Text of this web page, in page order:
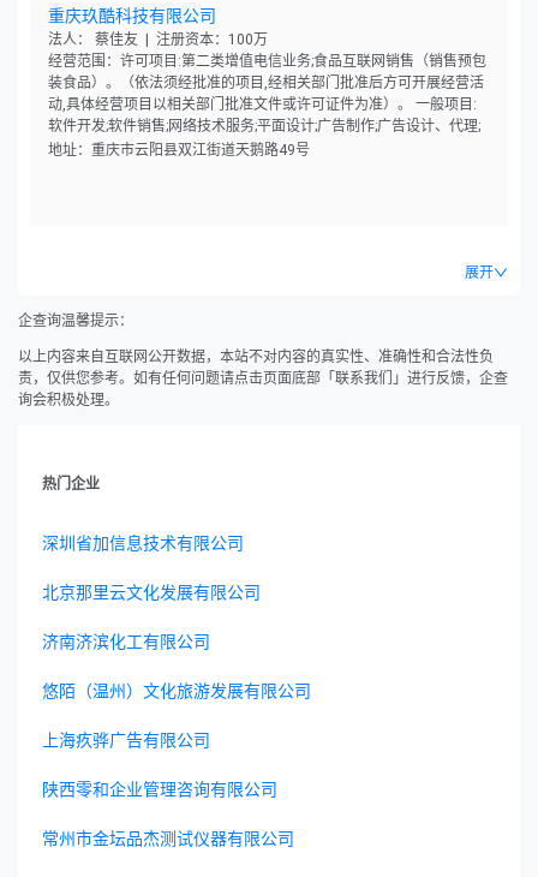
重庆玖酷科技有限公司
法人： 蔡佳友 | 注册资本：100万
经营范围：许可项目:第二类增值电信业务;食品互联网销售（销售预包
装食品）。（依法须经批准的项目,经相关部门批准后方可开展经营活
动,具体经营项目以相关部门批准文件或许可证件为准）。 一般项目:
软件开发;软件销售;网络技术服务;平面设计;广告制作;广告设计、代理;
广告发布（非广播电台、电视台、报刊出版单位）;市场营销策划;图文
地址：重庆市云阳县双江街道天鹅路49号
展开
企查询温馨提示：
以上内容来自互联网公开数据，本站不对内容的真实性、准确性和合法性负
责，仅供您参考。如有任何问题请点击页面底部「联系我们」进行反馈，企查
询会积极处理。
热门企业
深圳省加信息技术有限公司
北京那里云文化发展有限公司
济南济滨化工有限公司
悠陌（温州）文化旅游发展有限公司
上海疚骅广告有限公司
陕西零和企业管理咨询有限公司
常州市金坛品杰测试仪器有限公司